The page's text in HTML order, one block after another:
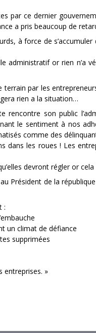
par ce dernier
a pris beaucoup de
à force de
administratif or rien
par les
rien a la situation…
son public
le sentiment à nos
comme des
dans les roues ! Les
devront régler or
Président de la
:
un climat de défiance
supprimées
entreprises. »